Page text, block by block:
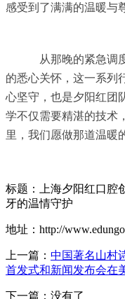
感受到了满满的温暖与
从那晚的紧急调
的悉心关怀，这一系列
心坚守，也是夕阳红团
学不仅需要精湛的技术
里，我们愿做那道温暖
标题：上海夕阳红口腔
牙的温情守护
地址：http://
上一篇： 中国著名山村
首发式和新闻发布会在
下一篇：没有了